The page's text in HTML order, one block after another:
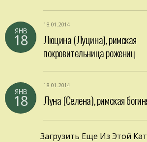
ЯНВ
18
18.01.2014
Люцина (Луцина), римская
покровительница рожениц
ЯНВ
18
18.01.2014
Луна (Селена), римская
Загрузить Еще Из Этой